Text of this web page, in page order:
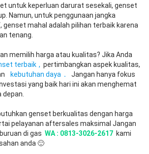
untuk keperluan darurat sesekali, genset
Namun, untuk penggunaan jangka
genset mahal adalah pilihan terbaik karena
tenang.
memilih harga atau kualitas? Jika Anda
terbaik , pertimbangkan aspek kualitas,
kebutuhan daya .
Jangan hanya fokus
yang baik hari ini akan menghemat
depan.
genset berkualitas dengan harga
pelayanan aftersales maksimal Jangan
di gas WA : 0813-3026-2617 kami
anda 🙂